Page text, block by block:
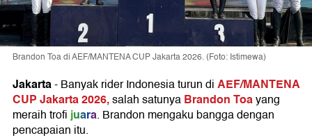
Brandon Toa di AEF/MANTENA CUP Jakarta 2026. (Foto: Istimewa)
Jakarta-Banyak rider Indonesia turun diAEF/MANTENA
CUP Jakarta 2026,salah satunyaBrandon Toayang
meraih trofijuara. Brandon mengaku bangga dengan
pencapaian itu.